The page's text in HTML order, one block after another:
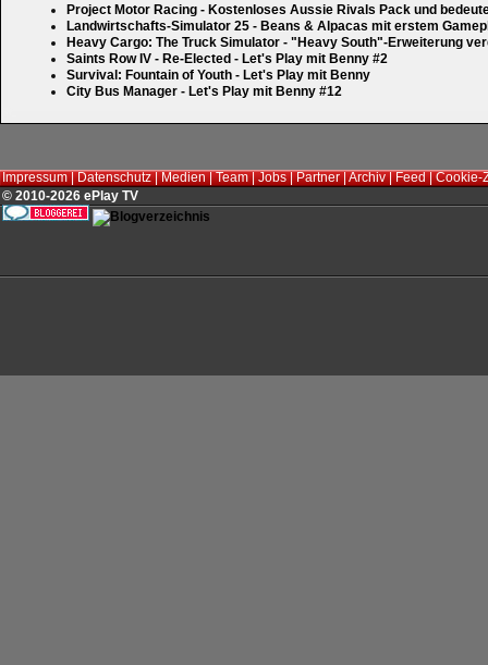
Project Motor Racing - Kostenloses Aussie Rivals Pack und
Landwirtschafts-Simulator 25 - Beans & Alpacas mit erstem
Heavy Cargo: The Truck Simulator - "Heavy South"-Erweiterung
Saints Row IV - Re-Elected - Let's Play mit Benny #2
Survival: Fountain of Youth - Let's Play mit Benny
City Bus Manager - Let's Play mit Benny #12
Impressum|Datenschutz|Medien|Team|Jobs|Partner|Archiv|Feed|Cookie-
© 2010-2026 ePlay TV